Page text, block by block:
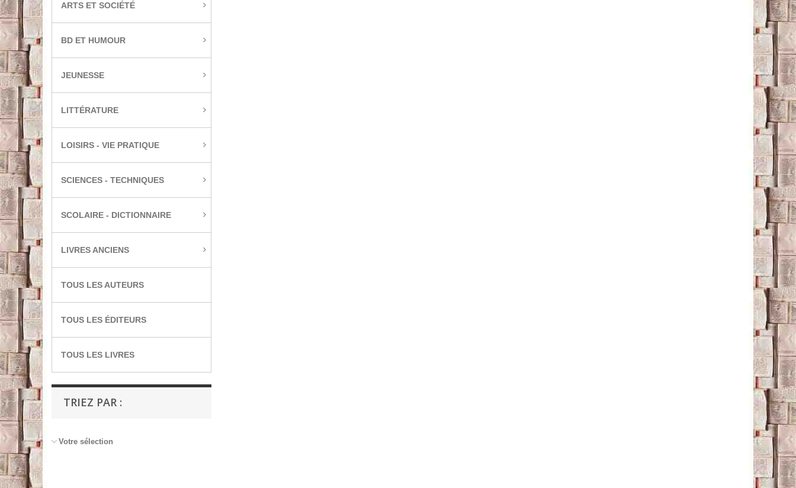
ARTS ET SOCIÉTÉ
BD ET HUMOUR
JEUNESSE
LITTÉRATURE
LOISIRS - VIE PRATIQUE
SCIENCES - TECHNIQUES
SCOLAIRE - DICTIONNAIRE
LIVRES ANCIENS
TOUS LES AUTEURS
TOUS LES ÉDITEURS
TOUS LES LIVRES
TRIEZ PAR :
Votre sélection